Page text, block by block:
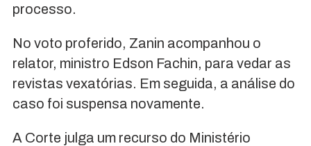
processo.
No voto proferido, Zanin acompanhou o
relator, ministro Edson Fachin, para vedar as
revistas vexatórias. Em seguida, a análise do
caso foi suspensa novamente.
A Corte julga um recurso do Ministério